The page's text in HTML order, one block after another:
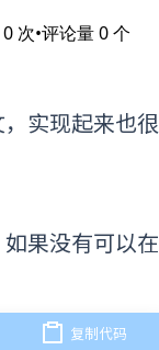
0 次•评论量0个
实现起来也很
果没有可以在
复制代码